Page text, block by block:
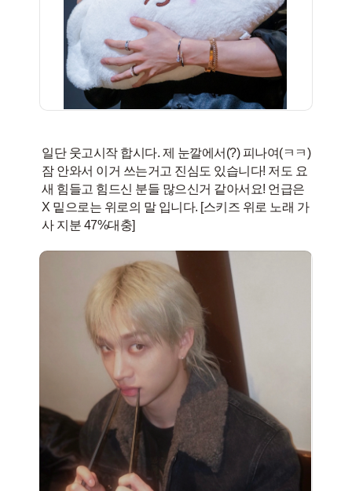
일단 웃고시작 합시다. 제 눈깔에서(?) 피나여(ㅋㅋ)
잠 안와서 이거 쓰는거고 진심도 있습니다! 저도 요
새 힘들고 힘드신 분들 많으신거 같아서요! 언급은
X 밑으로는 위로의 말 입니다. [스키즈 위로 노래 가